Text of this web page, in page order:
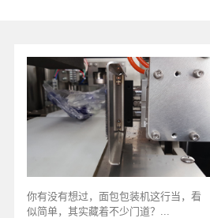
你有没有想过，面包包装机这行当，看
似简单，其实藏着不少门道？...